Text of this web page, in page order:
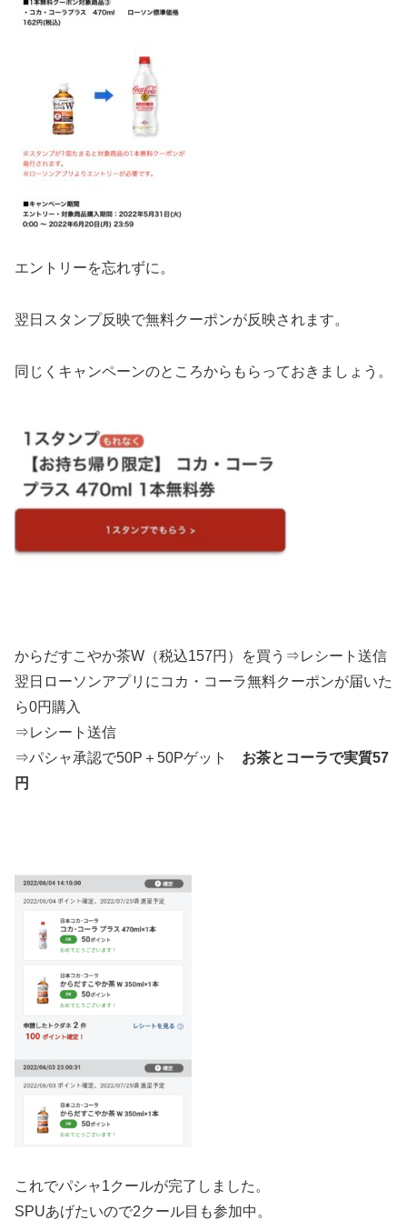
エントリーを忘れずに。
翌日スタンプ反映で無料クーポンが反映されます。
同じくキャンペーンのところからもらっておきましょう。
からだすこやか茶W（税込157円）を買う⇒レシート送信
翌日ローソンアプリにコカ・コーラ無料クーポンが届いた
ら0円購入
⇒レシート送信
⇒パシャ承認で50P＋50Pゲット お茶とコーラで実質57
円
これでパシャ1クールが完了しました。
SPUあげたいので2クール目も参加中。